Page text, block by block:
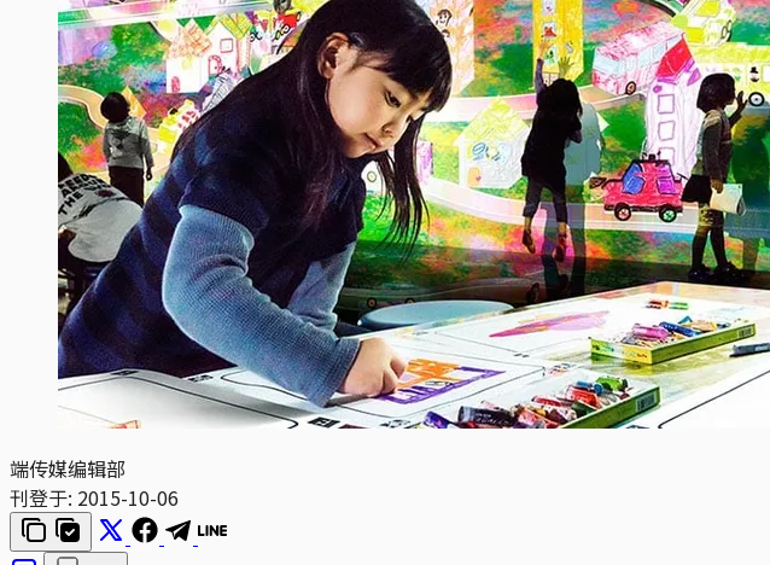
端传媒编辑部
刊登于: 2015-10-06